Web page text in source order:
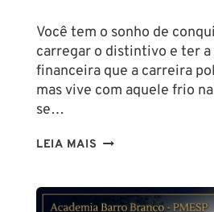
Você tem o sonho de
carregar o distintivo e ter
financeira que a carreira
mas vive com aquele frio
se…
LEIA MAIS TENHO
SER